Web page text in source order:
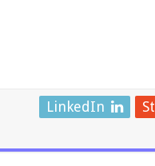
LinkedIn